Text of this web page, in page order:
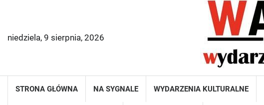
niedziela, 9 sierpnia, 2026
STRONA GŁÓWNA NA SYGNALE WYDARZENIA KULTURALNE